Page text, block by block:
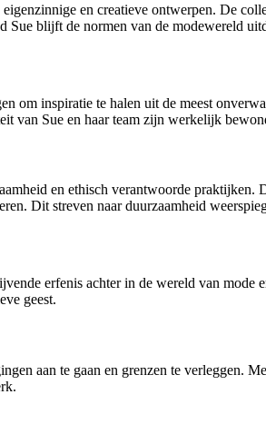
en creatieve ontwerpen. De
Sue blijft de normen van de modewereld
om inspiratie te halen uit de meest
van Sue en haar team zijn werkelijk
en ethisch verantwoorde
Dit streven naar duurzaamheid
erfenis achter in de wereld van
geest.
aan te gaan en grenzen te verleggen.